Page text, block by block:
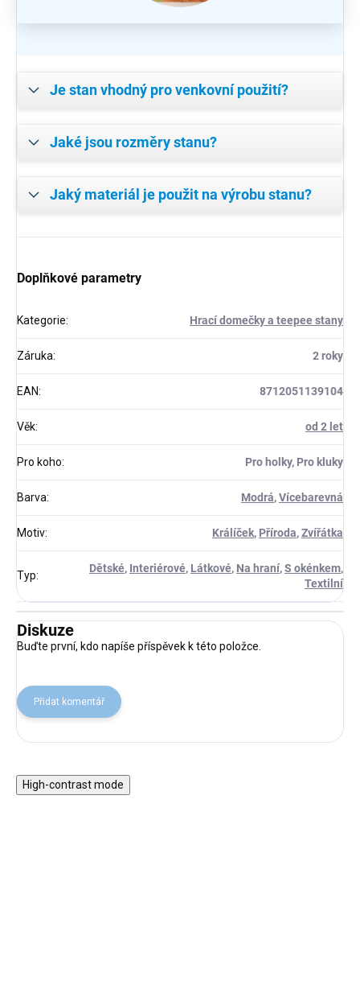
Je stan vhodný pro venkovní použití?
Jaké jsou rozměry stanu?
Jaký materiál je použit na výrobu stanu?
Doplňkové parametry
Kategorie: Hrací domečky a teepee stany
Záruka: 2 roky
EAN: 8712051139104
Věk: od 2 let
Pro koho: Pro holky, Pro kluky
Barva: Modrá,Vícebarevná
Motiv: Králíček, Příroda,Zvířátka
Typ:
Dětské, Interiérové, Látkové, Na hraní,S okénkem,
Textilní
Diskuze
Buďte první, kdo napíše příspěvek k této položce.
Přidat komentář
High-contrast mode